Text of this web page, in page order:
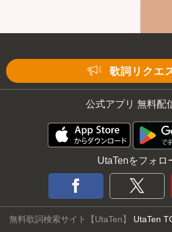
歌詞リクエ
公式アプリ 無料配
UtaTenをフォロ
無料歌詞検索サイト【UtaTen】 UtaTen